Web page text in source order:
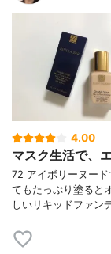
4.00
マスク生活で、
72 アイボリーヌー
てもたっぷり塗ると
しいリキッドファン